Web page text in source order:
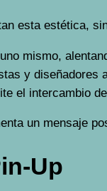
esta estética,
mismo,
y diseñadores
el intercambio
un mensaje
Up